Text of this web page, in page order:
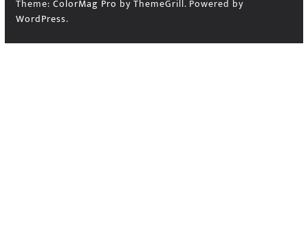
Theme: ColorMag Pro by ThemeGrill. Powered by
WordPress.